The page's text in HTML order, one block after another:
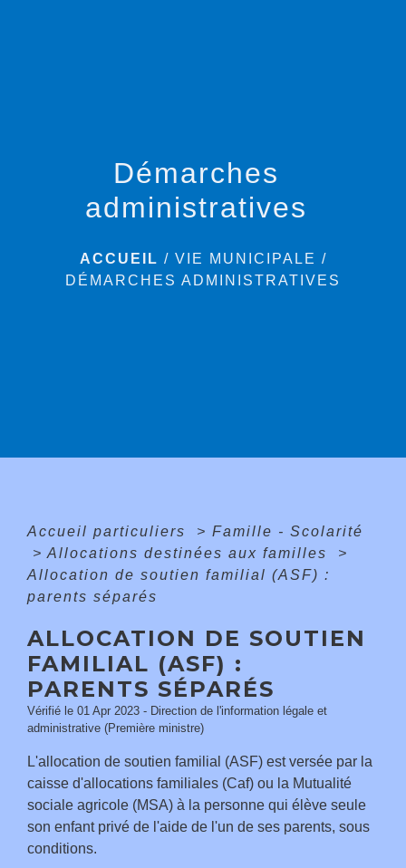
Démarches
administratives
ACCUEIL / VIE MUNICIPALE /
DÉMARCHES ADMINISTRATIVES
Accueil particuliers > Famille - Scolarité
> Allocations destinées aux familles
>
Allocation de soutien familial (ASF) :
parents séparés
ALLOCATION DE SOUTIEN
FAMILIAL (ASF) :
PARENTS SÉPARÉS
Vérifié le 01 Apr 2023 - Direction de l'information légale et
administrative (Première ministre)
L'allocation de soutien familial (ASF) est versée par la
caisse d'allocations familiales (Caf) ou la Mutualité
sociale agricole (MSA) à la personne qui élève seule
son enfant privé de l'aide de l'un de ses parents, sous
conditions.